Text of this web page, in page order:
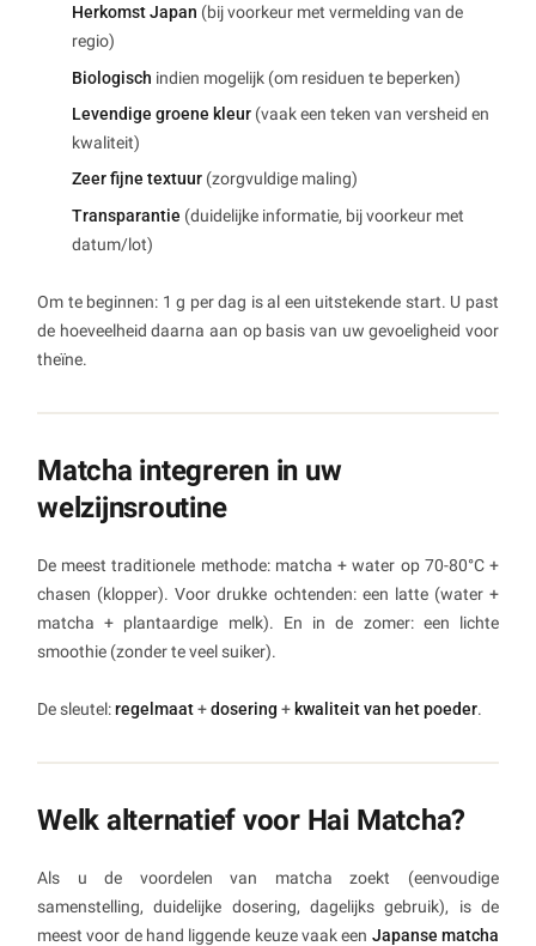
Herkomst Japan (bij voorkeur met vermelding van de
regio)
Biologisch indien mogelijk (om residuen te beperken)
Levendige groene kleur (vaak een teken van versheid en
kwaliteit)
Zeer fijne textuur (zorgvuldige maling)
Transparantie (duidelijke informatie, bij voorkeur met
datum/lot)
Om te beginnen: 1 g per dag is al een uitstekende start. U past
de hoeveelheid daarna aan op basis van uw gevoeligheid voor
theïne.
Matcha integreren in uw
welzijnsroutine
De meest traditionele methode: matcha + water op 70-80°C +
chasen (klopper). Voor drukke ochtenden: een latte (water +
matcha + plantaardige melk). En in de zomer: een lichte
smoothie (zonder te veel suiker).
De sleutel:regelmaat+dosering + kwaliteit van het poeder.
Welk alternatief voor Hai Matcha?
Als u de voordelen van matcha zoekt (eenvoudige
samenstelling, duidelijke dosering, dagelijks gebruik), is de
meest voor de hand liggende keuze vaak een Japanse matcha